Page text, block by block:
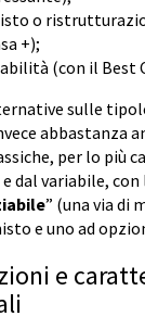
o
+);
(con il Best
sulle
abbastanza
per lo più
dal variabile, con
” (una via di
e uno ad
e